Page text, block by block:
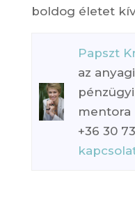
boldog életet
Papszt
az
mentora
+36 30